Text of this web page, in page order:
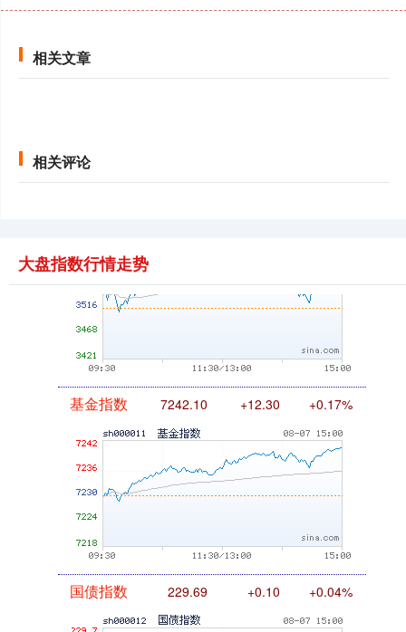
相关文章
相关评论
大盘指数行情走势
基金指数
国债指数